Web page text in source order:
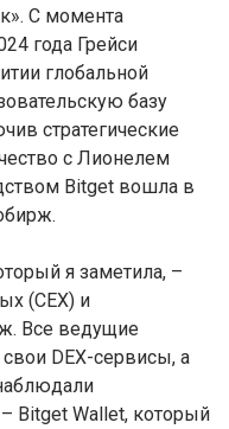
С момента
года Грейси
глобальной
базу
стратегические
с Лионелем
Bitget вошла в
я заметила, –
(CEX) и
Все ведущие
DEX-сервисы, а
Bitget Wallet, который